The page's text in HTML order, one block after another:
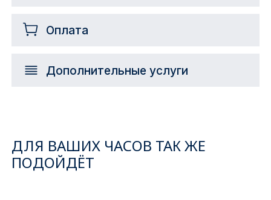
Оплата
Дополнительные услуги
ДЛЯ ВАШИХ ЧАСОВ ТАК ЖЕ
ПОДОЙДЁТ